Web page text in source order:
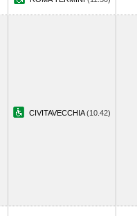
CIVITAVECCHIA(10.42)